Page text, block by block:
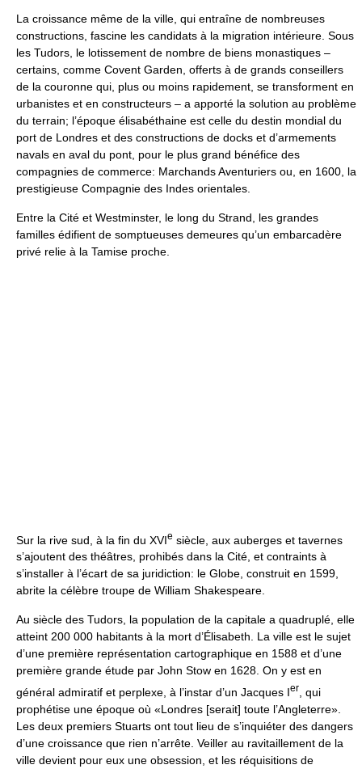
La croissance même de la ville, qui entraîne de nombreuses
constructions, fascine les candidats à la migration intérieure. Sous
les Tudors, le lotissement de nombre de biens monastiques –
certains, comme Covent Garden, offerts à de grands conseillers
de la couronne qui, plus ou moins rapidement, se transforment en
urbanistes et en constructeurs – a apporté la solution au problème
du terrain; l’époque élisabéthaine est celle du destin mondial du
port de Londres et des constructions de docks et d’armements
navals en aval du pont, pour le plus grand bénéfice des
compagnies de commerce: Marchands Aventuriers ou, en 1600, la
prestigieuse Compagnie des Indes orientales.
Entre la Cité et Westminster, le long du Strand, les grandes
familles édifient de somptueuses demeures qu’un embarcadère
privé relie à la Tamise proche.
Sur la rive sud, à la fin du XVIe siècle, aux auberges et tavernes
s’ajoutent des théâtres, prohibés dans la Cité, et contraints à
s’installer à l’écart de sa juridiction: le Globe, construit en 1599,
abrite la célèbre troupe de William Shakespeare.
Au siècle des Tudors, la population de la capitale a quadruplé, elle
atteint 200 000 habitants à la mort d’Élisabeth. La ville est le sujet
d’une première représentation cartographique en 1588 et d’une
première grande étude par John Stow en 1628. On y est en
général admiratif et perplexe, à l’instar d’un Jacques Ier
, qui
prophétise une époque où «Londres [serait] toute l’Angleterre».
Les deux premiers Stuarts ont tout lieu de s’inquiéter des dangers
d’une croissance que rien n’arrête. Veiller au ravitaillement de la
ville devient pour eux une obsession, et les réquisitions de